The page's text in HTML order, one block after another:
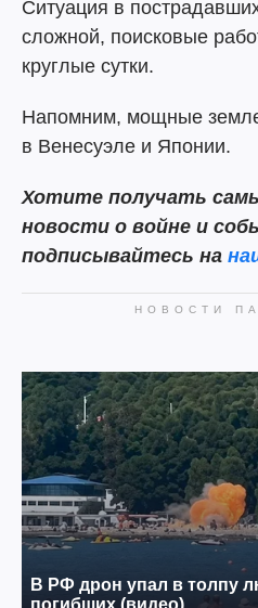
Ситуация в
сложной, поисковые
круглые сутки.
Напомним, мощные
в Венесуэле и Японии.
Хотите получать
новости о войне и
подписывайтесь на